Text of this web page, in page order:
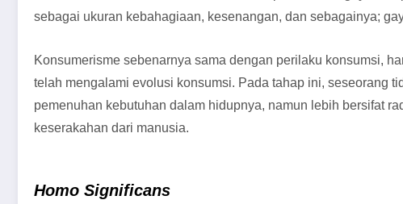
sebagai ukuran kebahagiaan, kesenangan, dan sebagainya;
Konsumerisme sebenarnya sama dengan perilaku konsumsi,
telah mengalami evolusi konsumsi. Pada tahap ini, seseorang
pemenuhan kebutuhan dalam hidupnya, namun lebih bersifat
keserakahan dari manusia.
Homo Significans